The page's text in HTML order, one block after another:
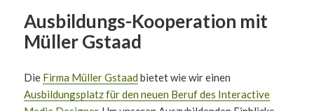
Ausbildungs-Kooperation mit
Müller Gstaad
Die Firma Müller Gstaad bietet wie wir einen
Ausbildungsplatz für den neuen Beruf des Interactive